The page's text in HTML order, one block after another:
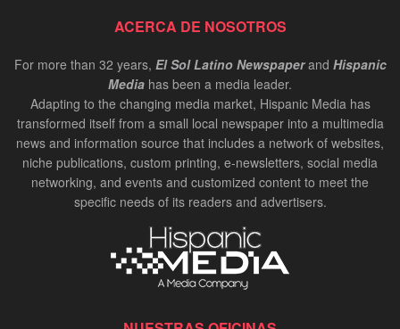
ACERCA DE NOSOTROS
For more than 32 years, El Sol Latino Newspaperand Hispanic
Media has been a media leader.
Adapting to the changing media market, Hispanic Media has
transformed itself from a small local newspaper into a multimedia
news and information source that includes a network of websites,
niche publications, custom printing, e-newsletters, social media
networking, and events and customized content to meet the
specific needs of its readers and advertisers.